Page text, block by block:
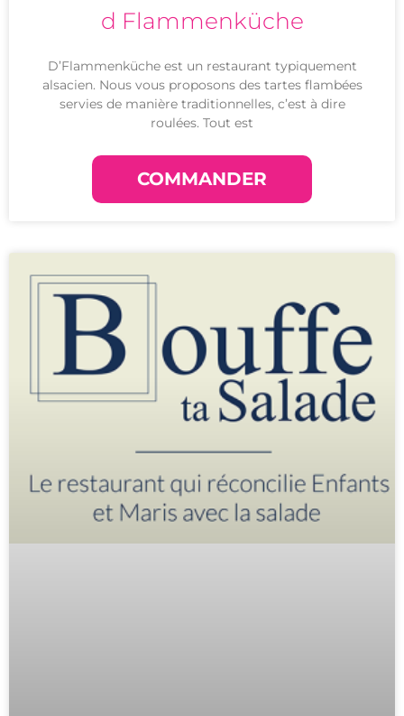
d Flammenküche
D’Flammenküche est un restaurant typiquement
alsacien. Nous vous proposons des tartes flambées
servies de manière traditionnelles, c’est à dire
roulées. Tout est
COMMANDER